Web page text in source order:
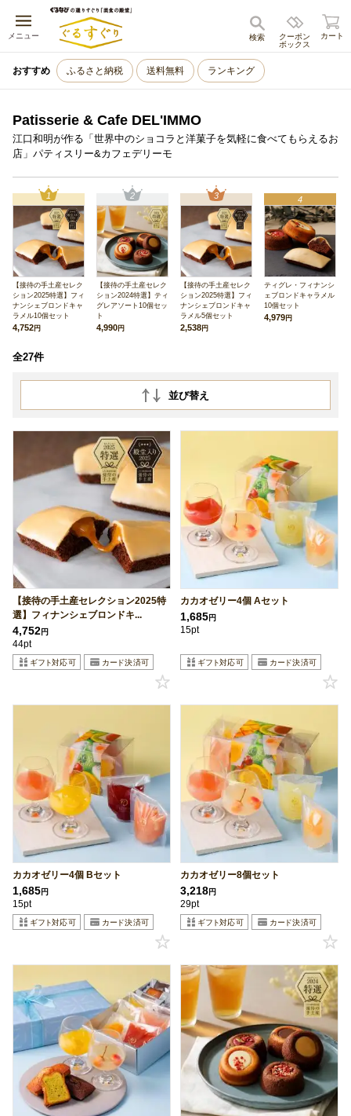
メニュー
キャンセル
クーポン
ボックス
検索 カート
おすすめ ふるさと納税 送料無料 ランキング
Patisserie & Cafe DEL'IMMO
江口和明が作る「世界中のショコラと洋菓子を気軽に食べてもらえるお
店」パティスリー&カフェデリーモ
1
【接待の手土産セレク
ション2025特選】フィ
ナンシェブロンドキャ
ラメル10個セット
4,752 円
2
【接待の手土産セレク
ション2024特選】ティ
グレアソート10個セッ
ト
4,990円
3
【接待の手土産セレク
ション2025特選】フィ
ナンシェブロンドキャ
ラメル5個セット
2,538円
4
ティグレ・フィナンシ
ェブロンドキャラメル
10個セット
4,979円
全27件
並び替え
【接待の手土産セレクション2025特
選】フィナンシェブロンドキ...
4,752円
44pt
カカオゼリー4個 Aセット
1,685円
15pt
カカオゼリー4個 Bセット
1,685円
15pt
カカオゼリー8個セット
3,218円
29pt